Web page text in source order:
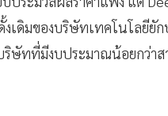
เดิมของบริษัทเทคโนโลยียั
ษัทที่มีงบประมาณน้อยกว่าส